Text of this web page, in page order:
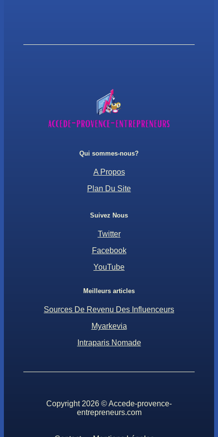
Qui sommes-nous?
A Propos
Plan Du Site
Suivez Nous
Twitter
Facebook
YouTube
Meilleurs articles
Sources De Revenu Des Influenceurs
Myarkevia
Intraparis Nomade
Copyright 2026 © Accede-provence-
entrepreneurs.com